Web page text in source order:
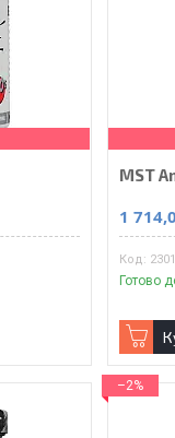
MST
1
Готово
–2%